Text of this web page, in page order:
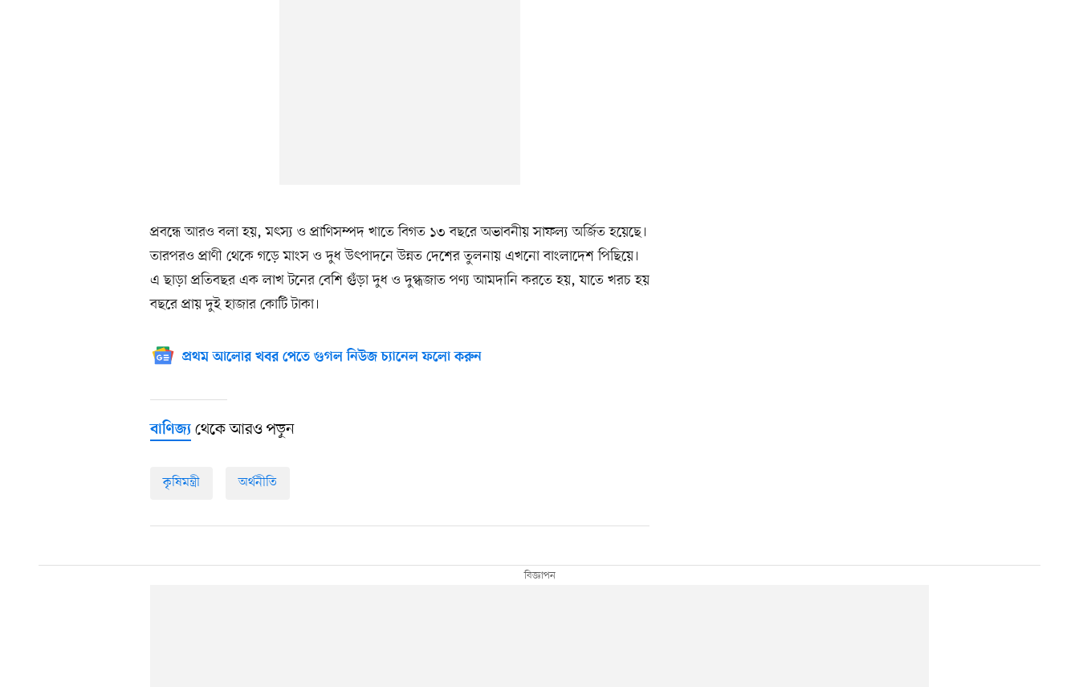
প্রবন্ধে আরও বলা হয়, মৎস্য ও প্রাণিসম্পদ খাতে বিগত ১৩ বছরে অভাবনীয় সাফল্য অর্জিত হয়েছে।
তারপরও প্রাণী থেকে গড়ে মাংস ও দুধ উৎপাদনে উন্নত দেশের তুলনায় এখনো বাংলাদেশ পিছিয়ে।
এ ছাড়া প্রতিবছর এক লাখ টনের বেশি গুঁড়া দুধ ও দুগ্ধজাত পণ্য আমদানি করতে হয়, যাতে খরচ হয়
বছরে প্রায় দুই হাজার কোটি টাকা।
প্রথম আলোর খবর পেতে গুগল নিউজ চ্যানেল ফলো করুন
বাণিজ্য থেকে আরও পড়ুন
কৃষিমন্ত্রী অর্থনীতি